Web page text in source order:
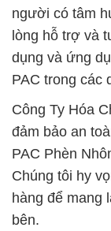
người có tâm
lòng hỗ trợ và
dụng và ứng
PAC trong các
Công Ty Hóa
đảm bảo an
PAC Phèn
Chúng tôi hy
hàng để mang
bên.